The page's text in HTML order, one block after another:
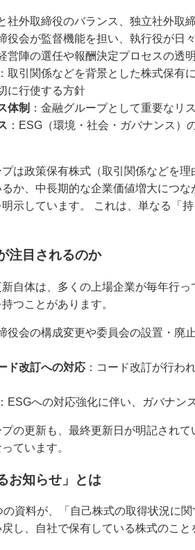
社外取締役のバランス、独立社外取
役会が監督機能を担い、執行役が日
営陣の選任や報酬決定プロセスの透
：取引関係などを背景とした株式保有
に行使する方針
体制 ：金融グループとして重要なリ
：ESG（環境・社会・ガバナンス
は政策保有株式（取引関係などを
か、中長期的な企業価値増大につ
示しています。 これは、単なる「
注目されるのか
自体は、多くの上場企業が毎年行
つことがあります。
役会の構成変更や委員会の設置・廃
ド改訂への対応 ：コード改訂が行わ
ESGへの対応強化に伴い、ガバナン
の更新も、最終更新日が明記され
ています。
お知らせ」とは
資料が、「自己株式の取得状況に
し、自社で保有している株式のこと